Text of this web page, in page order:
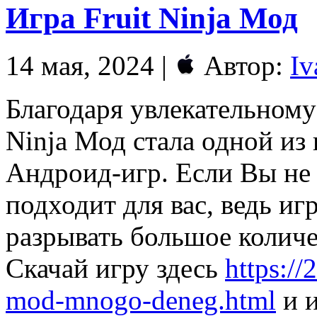
Игра Fruit Ninja Мод
14 мая, 2024 | Автор:
Благодаря
Ninja Мод стала одной из
Андроид-игр. Если Вы не
подходит для вас, ведь
разрывать большое
Скачай игру здесь https://
mod-mnogo-deneg.html и